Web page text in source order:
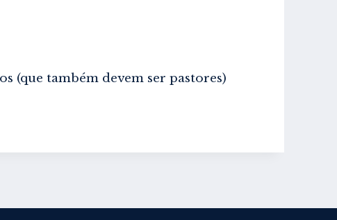
(que também devem ser pastores)